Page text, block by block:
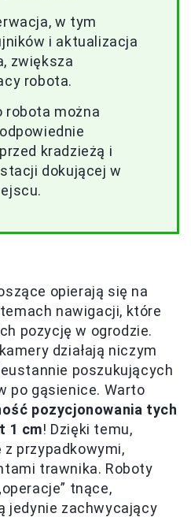
w tym
i aktualizacja
zwiększa
robota.
robota można
kradzieżą i
dokującej w
opierają się na
nawigacji, które
pozycję w ogrodzie.
działają niczym
poszukujących
po gąsienice. Warto
pozycjonowania tych
1 cm! Dzięki temu,
przypadkowymi,
trawnika. Roboty
tnące,
jedynie zachwycający